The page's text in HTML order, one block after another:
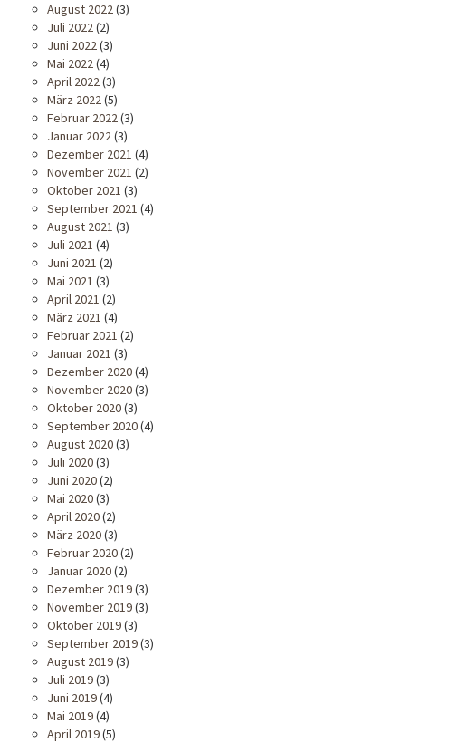
August 2022(3)
Juli 2022(2)
Juni 2022(3)
Mai 2022(4)
April 2022(3)
März 2022(5)
Februar 2022(3)
Januar 2022(3)
Dezember 2021 (4)
November 2021 (2)
Oktober 2021 (3)
September 2021 (4)
August 2021 (3)
Juli 2021 (4)
Juni 2021 (2)
Mai 2021 (3)
April 2021 (2)
März 2021 (4)
Februar 2021 (2)
Januar 2021 (3)
Dezember 2020(4)
November 2020(3)
Oktober 2020(3)
September 2020(4)
August 2020(3)
Juli 2020(3)
Juni 2020(2)
Mai 2020(3)
April 2020(2)
März 2020(3)
Februar 2020(2)
Januar 2020(2)
Dezember 2019(3)
November 2019(3)
Oktober 2019(3)
September 2019(3)
August 2019(3)
Juli 2019(3)
Juni 2019(4)
Mai 2019(4)
April 2019(5)